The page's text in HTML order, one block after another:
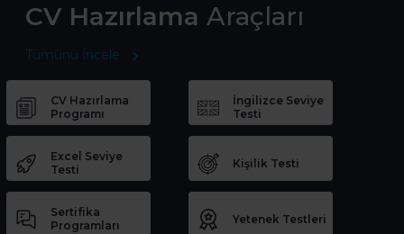
CV Hazırlama Araçları
Tümünü İncele
CV Hazırlama
Programı
İngilizce Seviye
Testi
Excel Seviye
Testi
Kişilik Testi
Sertifika
Programları
Yetenek Testleri